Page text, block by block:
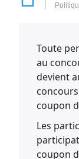
Toute
au
devient
coupon
Les
coupon